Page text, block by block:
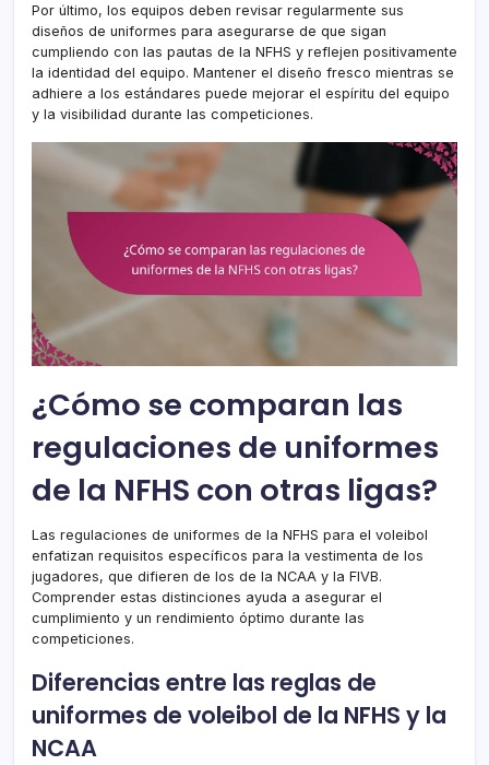
Por último, los equipos deben revisar regularmente sus
diseños de uniformes para asegurarse de que sigan
cumpliendo con las pautas de la NFHS y reflejen positivamente
la identidad del equipo. Mantener el diseño fresco mientras se
adhiere a los estándares puede mejorar el espíritu del equipo
y la visibilidad durante las competiciones.
¿Cómo se comparan las
regulaciones de uniformes
de la NFHS con otras ligas?
Las regulaciones de uniformes de la NFHS para el voleibol
enfatizan requisitos específicos para la vestimenta de los
jugadores, que difieren de los de la NCAA y la FIVB.
Comprender estas distinciones ayuda a asegurar el
cumplimiento y un rendimiento óptimo durante las
competiciones.
Diferencias entre las reglas de
uniformes de voleibol de la NFHS y la
NCAA